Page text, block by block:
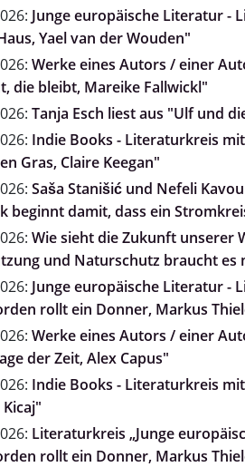
Junge europäische Literatur -
Yael van der Wouden"
Werke eines Autors / einer
die bleibt, Mareike Fallwickl"
Tanja Esch liest aus "Ulf und
Indie Books - Literaturkreis
Gras, Claire Keegan"
Saša Stanišić und Nefeli
beginnt damit, dass ein
Wie sieht die Zukunft unserer
und Naturschutz braucht es
Junge europäische Literatur -
rollt ein Donner, Markus
Werke eines Autors / einer
der Zeit, Alex Capus"
Indie Books - Literaturkreis
Kicaj"
Literaturkreis „Junge
rollt ein Donner, Markus